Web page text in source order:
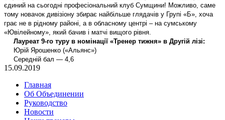
єдиний на сьогодні професіональний клуб Сумщини! Можливо, саме
тому новачок дивізіону збирає найбільше глядачів у Групі «Б», хоча
грає не в рідному районі, а в обласному центрі – на сумському
«Ювілейному», який бачив і матчі вищого рівня.
Лауреат 9-го туру в номінації «Тренер тижня» в Другій лізі:
Юрій Ярошенко («Альянс»)
Середній бал — 4,6
15.09.2019
Главная
Об Объединении
Руководство
Новости